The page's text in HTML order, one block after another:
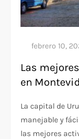
Las
en
La capital de
manejable y
las mejores